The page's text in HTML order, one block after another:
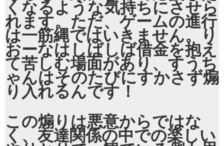
くなるような気持ちにさせら
れます。ただ、ゲームの進行
は一筋縄ではいきません。り
おーなはしばしば借金を抱え
て苦しむ場面があり、すうち
ゃんはそのたびにすかさず煽
り入れるんです！
この煽りは悪意からではな
く、友達関係の中での楽しい